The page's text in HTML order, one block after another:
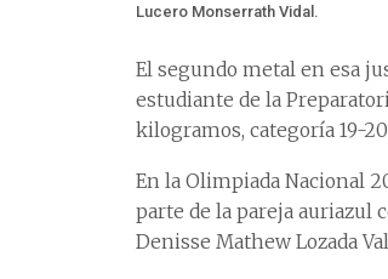
Lucero Monserrath Vidal.
El segundo metal en esa
estudiante de la
kilogramos, categoría 19-
En la Olimpiada Nacional
parte de la pareja auriazul
Denisse Mathew Lozada